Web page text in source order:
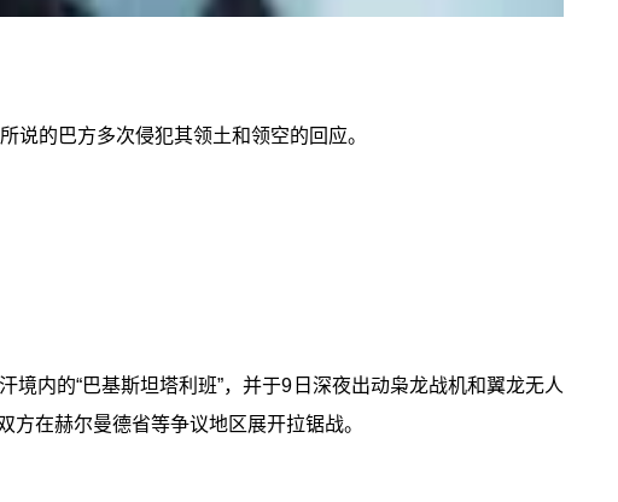
说的巴方多次侵犯其领土和领空的回应。
内的“巴基斯坦塔利班”，并于9日深夜出动枭龙战机和翼龙无人
在赫尔曼德省等争议地区展开拉锯战。